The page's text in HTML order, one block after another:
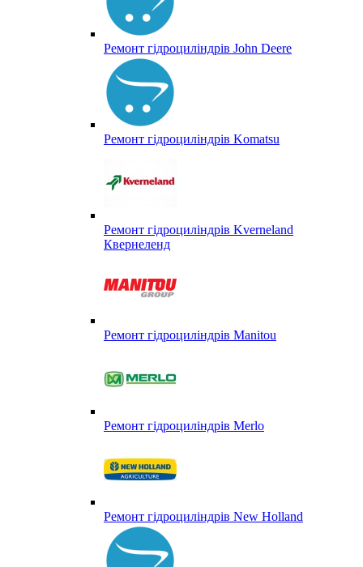
Ремонт гідроциліндрів John Deere
Ремонт гідроциліндрів Komatsu
Ремонт гідроциліндрів Kverneland
Квернеленд
Ремонт гідроциліндрів Manitou
Ремонт гідроциліндрів Merlo
Ремонт гідроциліндрів New Holland